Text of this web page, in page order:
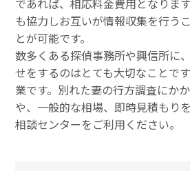
であれば、相応料金費用となりま
も協力しお互いが情報収集を行う
とが可能です。
数多くある探偵事務所や興信所に
せをするのはとても大切なことで
業です。別れた妻の行方調査にか
や、一般的な相場、即時見積もり
相談センターをご利用ください。